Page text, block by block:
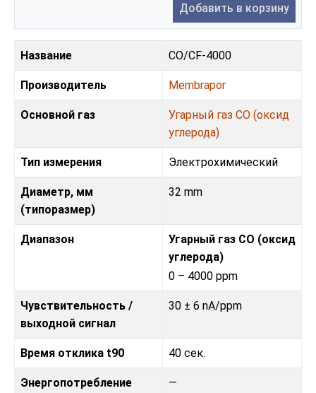
Добавить в корзину
Название CO/CF-4000
Производитель Membrapor
Основной газ
Угарный газ CO (оксид
углерода)
Тип измерения Электрохимический
Диаметр, мм
(типоразмер)
32 mm
Диапазон
Угарный газ CO (оксид
углерода)
0 – 4000 ppm
Чувствительность /
выходной сигнал
30 ± 6 nA/ppm
Время отклика t90 40 сек.
Энергопотребление —